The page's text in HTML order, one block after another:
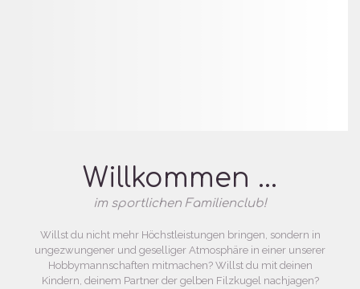
Willkommen ...
im sportlichen Familienclub!
Willst du nicht mehr Höchstleistungen bringen, sondern in
ungezwungener und geselliger Atmosphäre in einer unserer
Hobbymannschaften mitmachen? Willst du mit deinen
Kindern, deinem Partner der gelben Filzkugel nachjagen?